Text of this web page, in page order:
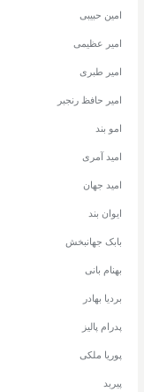
امین حبیبی
امیر عظیمی
امیر طبری
امیر حافظ رنجبر
امو بند
امید آمری
امید جهان
ایوان بند
بابک جهانبخش
بهنام بانی
بردیا بهادر
پدرام پالیز
پوریا ملکی
پیربد